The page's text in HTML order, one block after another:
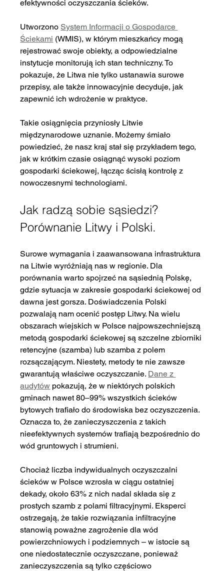
efektywności oczyszczania ścieków.
Utworzono System Informacji o Gospodarce
Ściekami (WMIS), w którym mieszkańcy mogą
rejestrować swoje obiekty, a odpowiedzialne
instytucje monitorują ich stan techniczny. To
pokazuje, że Litwa nie tylko ustanawia surowe
przepisy, ale także innowacyjnie decyduje, jak
zapewnić ich wdrożenie w praktyce.
Takie osiągnięcia przyniosły Litwie
międzynarodowe uznanie. Możemy śmiało
powiedzieć, że nasz kraj stał się przykładem tego,
jak w krótkim czasie osiągnąć wysoki poziom
gospodarki ściekowej, łącząc ścisłą kontrolę z
nowoczesnymi technologiami.
Jak radzą sobie sąsiedzi?
Porównanie Litwy i Polski.
Surowe wymagania i zaawansowana infrastruktura
na Litwie wyróżniają nas w regionie. Dla
porównania warto spojrzeć na sąsiednią Polskę,
gdzie sytuacja w zakresie gospodarki ściekowej od
dawna jest gorsza. Doświadczenia Polski
pozwalają nam ocenić postęp Litwy. Na wielu
obszarach wiejskich w Polsce najpowszechniejszą
metodą gospodarki ściekowej są szczelne zbiorniki
retencyjne (szamba) lub szamba z polem
rozsączającym. Niestety, metody te nie zawsze
gwarantują właściwe oczyszczanie. Dane z
audytów pokazują, że w niektórych polskich
gminach nawet 80–99% wszystkich ścieków
bytowych trafiało do środowiska bez oczyszczenia.
Oznacza to, że zanieczyszczenia z takich
nieefektywnych systemów trafiają bezpośrednio do
wód gruntowych i strumieni.
Chociaż liczba indywidualnych oczyszczalni
ścieków w Polsce wzrosła w ciągu ostatniej
dekady, około 63% z nich nadal składa się z
prostych szamb z polami filtracyjnymi. Eksperci
ostrzegają, że takie rozwiązania infiltracyjne
stanowią poważne zagrożenie dla wód
powierzchniowych i podziemnych – w istocie są
one niedostatecznie oczyszczane, ponieważ
zanieczyszczenia są tylko częściowo